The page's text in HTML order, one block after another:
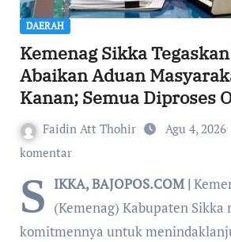
DAERAH
Kemenag Sikka
Abaikan Aduan
Kanan; Semua Diproses
Transparan
Faidin Att Thohir Agu 4, 2026
komentar
S IKKA, BAJOPOS.COM |
(Kemenag) Kabupaten Sikka
komitmennya untuk